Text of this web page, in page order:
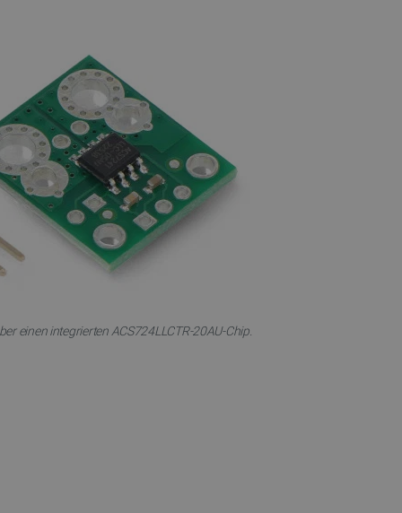
einen integrierten ACS724LLCTR-20AU-Chip.
Präferenzen für die
in Google Analytics
zu verfolgen.
über
dass sich
wenn der Benutzer
navigiert oder wenn er
wird, die auf der PHP-
ist jedoch die